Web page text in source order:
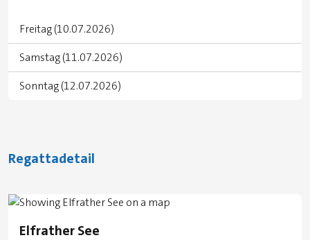
Freitag (10.07.2026)
Samstag (11.07.2026)
Sonntag (12.07.2026)
Regattadetail
Elfrather See